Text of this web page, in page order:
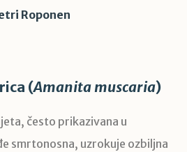
Roponen
(Amanita muscaria)
često prikazivana u
smrtonosna, uzrokuje ozbiljna